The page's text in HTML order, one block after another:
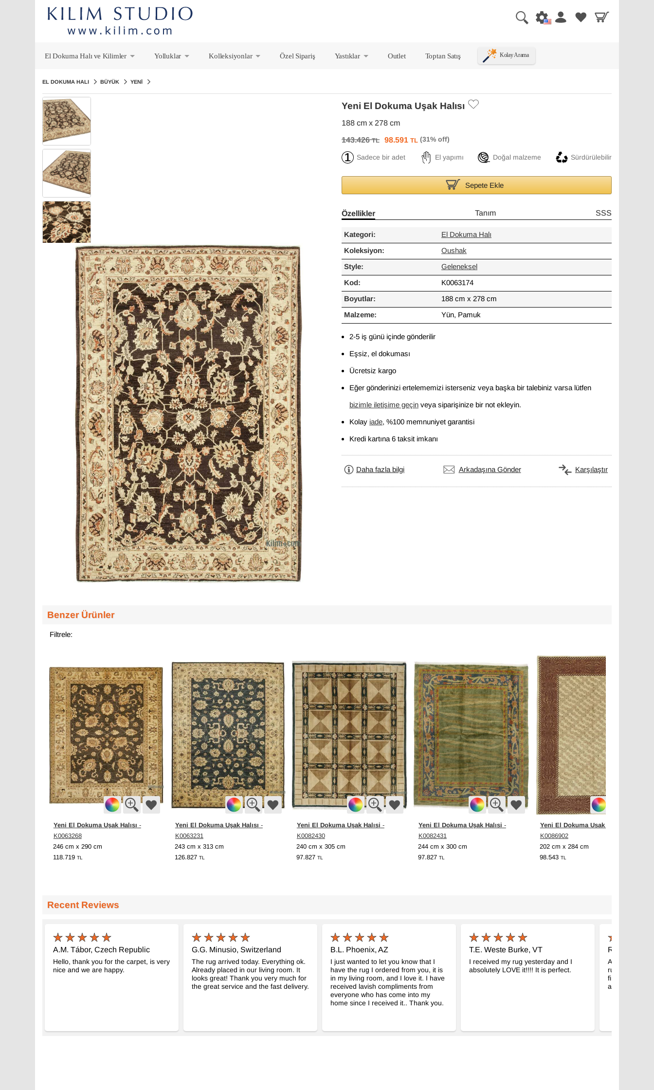
El Dokuma Halı ve Kilimler
Yolluklar
Kolleksiyonlar
Özel Sipariş
Yastıklar Outlet Toptan Satış Kolay Arama
EL DOKUMA HALI BÜYÜK YENI
Yeni El Dokuma Uşak Halısı
188 cm x 278 cm
143.426TL 98.591 TL
Sadece bir adet El yapımı Doğal malzeme Sürdürülebilir
Sepete Ekle
Özellikler Tanım SSS
Kategori: El Dokuma Halı
Koleksiyon: Oushak
Style: Geleneksel
Kod: K0063174
Boyutlar: 188 cm x 278 cm
Malzeme: Yün, Pamuk
2-5 iş günü içinde gönderilir
Eşsiz, el dokuması
Ücretsiz kargo
Eğer gönderinizi ertelememizi isterseniz veya başka bir talebiniz varsa lütfen
bizimle iletişime geçin veya siparişinize bir not ekleyin.
Kolay iade, %100 memnuniyet garantisi
Kredi kartına 6 taksit imkanı
Daha fazla bilgi Arkadaşına Gönder Karşılaştır
Benzer Ürünler
Filtrele:
Yeni El Dokuma Uşak Halısı -
K0063268
246 cm x 290 cm
118.719 TL
Yeni El Dokuma Uşak Halısı -
K0063231
243 cm x 313 cm
126.827 TL
Yeni El Dokuma Uşak Halısi -
K0082430
240 cm x 305 cm
97.827 TL
Yeni El Dokuma Uşak Halısi -
K0082431
244 cm x 300 cm
97.827 TL
Yeni El Dokuma Usak Halısi
K0086902
202 cm x 284 cm
98.543 TL
Recent Reviews
A.M. Tábor, Czech Republic
Hello, thank you for the carpet, is very
nice and we are happy.
G.G. Minusio, Switzerland
The rug arrived today. Everything ok.
Already placed in our living room. It
looks great! Thank you very much for
the great service and the fast delivery.
B.L. Phoenix, AZ
I just wanted to let you know that I
have the rug I ordered from you, it is
in my living room, and I love it. I have
received lavish compliments from
everyone who has come into my
home since I received it.. Thank you.
T.E. Weste Burke, VT
I received my rug yesterday and I
absolutely LOVE it!!!! It is perfect.
R.M.
Another
runner! It was
find the
again so